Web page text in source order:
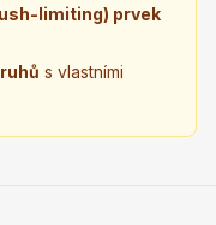
limiting) prvek
s vlastními